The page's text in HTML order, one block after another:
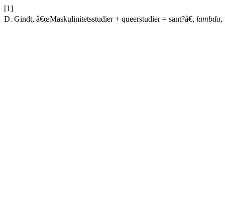
[1]
D. Gindt, â€œMaskulinitetsstudier + queerstudier = sant?â€, lambda,